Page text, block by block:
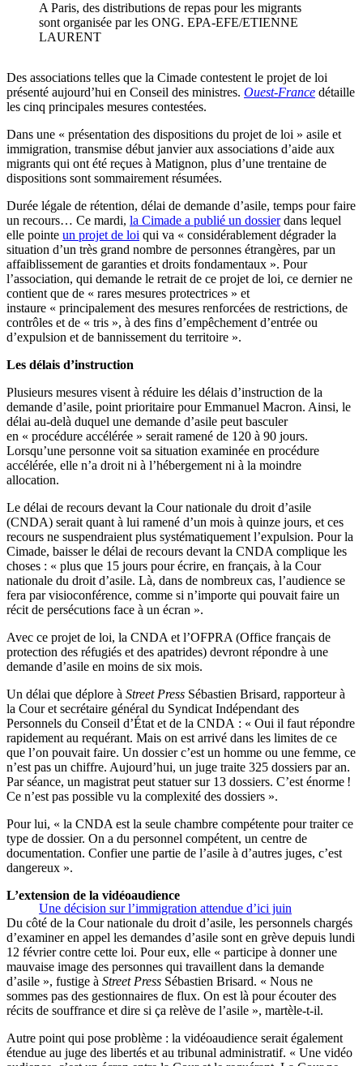
A Paris, des distributions de repas pour les migrants
sont organisée par les ONG. EPA-EFE/ETIENNE
LAURENT
Des associations telles que la Cimade contestent le projet de loi
présenté aujourd’hui en Conseil des ministres. Ouest-France détaille
les cinq principales mesures contestées.
Dans une « présentation des dispositions du projet de loi » asile et
immigration, transmise début janvier aux associations d’aide aux
migrants qui ont été reçues à Matignon, plus d’une trentaine de
dispositions sont sommairement résumées.
Durée légale de rétention, délai de demande d’asile, temps pour faire
un recours… Ce mardi, la Cimade a publié un dossierdans lequel
elle pointe un projet de loi qui va « considérablement dégrader la
situation d’un très grand nombre de personnes étrangères, par un
affaiblissement de garanties et droits fondamentaux ». Pour
l’association, qui demande le retrait de ce projet de loi, ce dernier ne
contient que de « rares mesures protectrices » et
instaure « principalement des mesures renforcées de restrictions, de
contrôles et de « tris », à des fins d’empêchement d’entrée ou
d’expulsion et de bannissement du territoire ».
Les délais d’instruction
Plusieurs mesures visent à réduire les délais d’instruction de la
demande d’asile, point prioritaire pour Emmanuel Macron. Ainsi, le
délai au-delà duquel une demande d’asile peut basculer
en « procédure accélérée » serait ramené de 120 à 90 jours.
Lorsqu’une personne voit sa situation examinée en procédure
accélérée, elle n’a droit ni à l’hébergement ni à la moindre
allocation.
Le délai de recours devant la Cour nationale du droit d’asile
(CNDA) serait quant à lui ramené d’un mois à quinze jours, et ces
recours ne suspendraient plus systématiquement l’expulsion. Pour la
Cimade, baisser le délai de recours devant la CNDA complique les
choses : « plus que 15 jours pour écrire, en français, à la Cour
nationale du droit d’asile. Là, dans de nombreux cas, l’audience se
fera par visioconférence, comme si n’importe qui pouvait faire un
récit de persécutions face à un écran ».
Avec ce projet de loi, la CNDA et l’OFPRA (Office français de
protection des réfugiés et des apatrides) devront répondre à une
demande d’asile en moins de six mois.
Un délai que déplore à Street Press Sébastien Brisard, rapporteur à
la Cour et secrétaire général du Syndicat Indépendant des
Personnels du Conseil d’État et de la CNDA : « Oui il faut répondre
rapidement au requérant. Mais on est arrivé dans les limites de ce
que l’on pouvait faire. Un dossier c’est un homme ou une femme, ce
n’est pas un chiffre. Aujourd’hui, un juge traite 325 dossiers par an.
Par séance, un magistrat peut statuer sur 13 dossiers. C’est énorme !
Ce n’est pas possible vu la complexité des dossiers ».
Pour lui, « la CNDA est la seule chambre compétente pour traiter ce
type de dossier. On a du personnel compétent, un centre de
documentation. Confier une partie de l’asile à d’autres juges, c’est
dangereux ».
Une décision sur l’immigration attendue d’ici juin
L’extension de la vidéoaudience
Du côté de la Cour nationale du droit d’asile, les personnels chargés
d’examiner en appel les demandes d’asile sont en grève depuis lundi
12 février contre cette loi. Pour eux, elle « participe à donner une
mauvaise image des personnes qui travaillent dans la demande
d’asile », fustige à Street Press Sébastien Brisard. « Nous ne
sommes pas des gestionnaires de flux. On est là pour écouter des
récits de souffrance et dire si ça relève de l’asile », martèle-t-il.
Autre point qui pose problème : la vidéoaudience serait également
étendue au juge des libertés et au tribunal administratif. « Une vidéo